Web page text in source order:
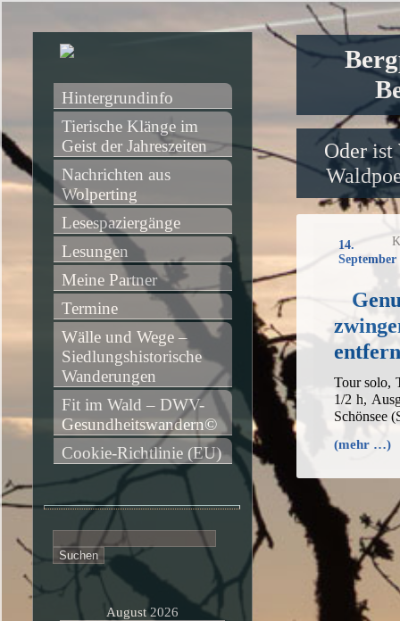
Oder ist
14.
September
Tour solo,
1/2 h,
Schönsee
(mehr …)
Hintergrundinfo
Tierische Klänge im
Geist der Jahreszeiten
Nachrichten aus
Wolperting
Lesespaziergänge
Lesungen
Meine Partner
Termine
Wälle und Wege –
Siedlungshistorische
Wanderungen
Fit im Wald – DWV-
Gesundheitswandern©
Cookie-Richtlinie (EU)
nach:
August 2026